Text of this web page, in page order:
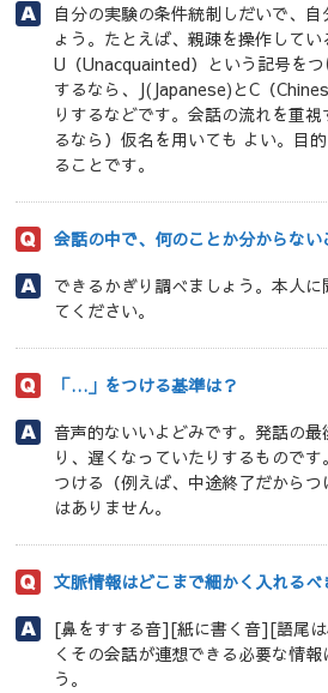
自分の実験の条件統制しだいで、
ょう。たとえば、親疎を操作して
U（Unacquainted）という記号を
するなら、J(Japanese)とC（
りするなどです。会話の流れを重
るなら）仮名を用いても よい。目
ることです。
会話の中で、何のことか分からな
できるかぎり調べましょう。本人
てください。
「…」をつける基準は？
音声的ないいよどみです。発話の
り、遅くなっていたりするもので
つける（例えば、中途終了だから
はありません。
文脈情報はどこまで細かく入れるべ
[鼻をすする音][紙に書く音][語尾
くその会話が連想できる必要な情
う。